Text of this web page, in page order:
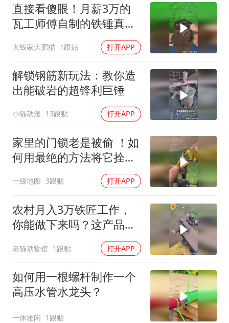
韩军前线部队连曝丑闻
上海有出现龙卷潜势
奋力开创中国式现代化建设新局面
直接看傻眼！月薪3万的
瓦工师傅自制的铁锤真的
大钱家大肥猫 1跟贴 打开APP
解锁钢筋新玩法：教你造
出能破岩的超锋利巨锤
小猫动漫 13跟贴 打开APP
家里的门锁老是被偷 ！如
何用最绝的方法将它拴起
一级地图 3跟贴 打开APP
农村月入3万铁匠工作，
你能做下来吗？这产品没
几个人知道其用途！
老猫动物馆 1跟贴 打开APP
如何用一根螺杆制作一个
高压水管水龙头？
一休雅闲 1跟贴